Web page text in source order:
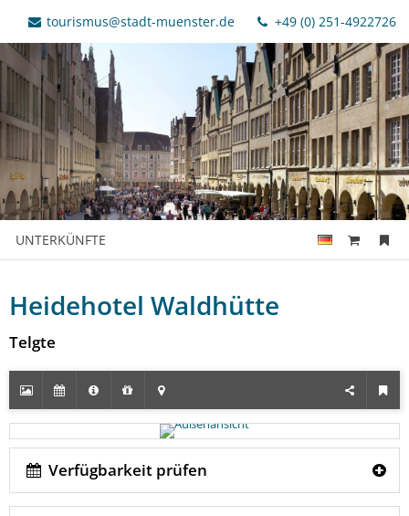
tourismus@stadt-muenster.de +49 (0) 251-4922726
UNTERKÜNFTE
Heidehotel Waldhütte
Telgte
Verfügbarkeit prüfen